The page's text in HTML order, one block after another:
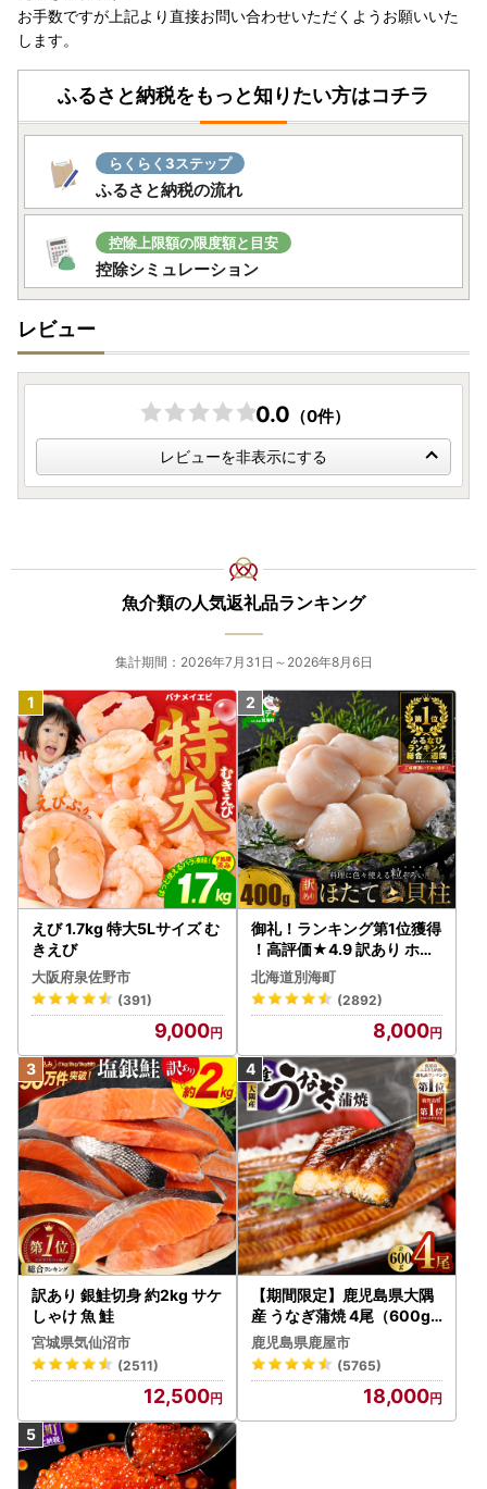
！！！必ずご確認下さい！！！
①寄附についての注意事項
◆長期不在等の期間は事前にお知らせを！
場合、再発送はいたしかねます。長期不在等、お受取りがで
きない期間がある場合は、お申込み時に備考欄へご記入いた
だくか、大洗町ふるさと納税担当窓口まで必ずご連絡くださ
い。
◆寄附申込みはキャンセルできません。
はできません。
◆名義を確認してください。
クレジットカードは注文者情報と同名義のものをご使用くだ
◆その他注意事項
・大洗町民(住民票が大洗町にある方)は、返礼品を発送する
った場合は、速やかに大洗町ふるさと納税窓口までご連絡い
ただきますようお願いいたします。
◆名義について
・注文者情報は必ず寄附者様名義をご記入ください。別名義
では寄附控除を受けられない可能性がございます。
・入金確認後、注文者情報に記載のご住所へ書類をお送りい
たします。
◆書類について
・書類発送の目安は、お申し込み(ご入金)日から2～3週間程
度です。(年末は1週間程度で発送)
・返礼品とは別に、郵送にてお送りしております。
・令和８年７月１日以降の発送分より、圧着ハガキ形式にて
寄附金受領証明書のみを送付いたします。
紙でのワンストップ特例申請書をご希望の方につきまして
は、ハガキ表紙のご案内を参照の上、お手続きいただくか、
大洗町ふるさと納税担当窓口までご連絡ください。
※注文者情報が、寄附した翌年の1月1日時点の住民票情報と
同じか、お申込前に必ずご確認ください。注文者情報に誤り
がある場合、書類が届かない、寄附控除できない等の原因と
なります。
※郵便局によっては、通常よりお届けにお時間がかかる場合
がございます。
お手数ですが上記より直接お問い合わせいただくようお願いいた
します。
ふるさと納税をもっと知りたい方はコチラ
らくらく3ステップ
ふるさと納税の流れ
控除上限額の限度額と目安
控除シミュレーション
レビュー
0.0 （0件）
レビューを非表示にする
魚介類の人気返礼品ランキング
集計期間：2026年7月31日～2026年8月6日
えび 1.7kg 特大5Lサイズ む
きえび
大阪府泉佐野市
(391)
9,000
御礼！ランキング第1位獲得
！高評価★4.9 訳あり ホタ
テ 400g（ほたて 帆立 貝柱
冷凍 ）
北海道別海町
(2892)
8,000
訳あり 銀鮭切身 約2kg サケ
しゃけ 魚 鮭
宮城県気仙沼市
(2511)
12,500
【期間限定】鹿児島県大隅
産 うなぎ蒲焼 4尾（600g
） KN007-004-04-cp18
うなぎ 鰻 魚 惣菜 総菜
鹿児島県鹿屋市
(5765)
18,000